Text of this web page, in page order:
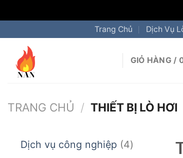
dung
Trang Chủ Dịch Vụ
GIỎ HÀNG /
TRANG CHỦ / THIẾT BỊ LÒ HƠI
Dịch vụ công nghiệp 44